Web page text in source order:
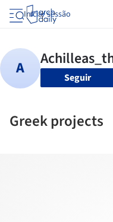
Iniciar sessão
Seguir
Greek projects